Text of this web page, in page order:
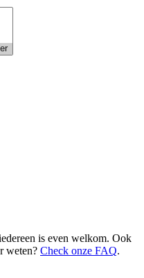
is even welkom. Ook
weten? Check onze FAQ.